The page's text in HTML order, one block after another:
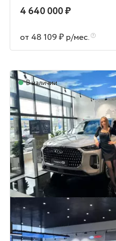
4 640 000 ₽
от 48 109 ₽ р/мес.
В наличии